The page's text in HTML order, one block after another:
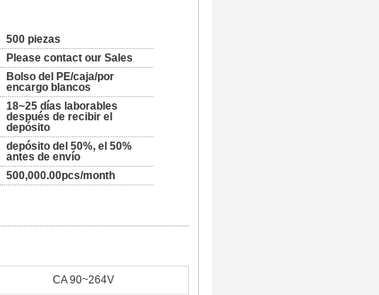
500 piezas
Please contact our Sales
Bolso del PE/caja/por
encargo blancos
18~25 días laborables
después de recibir el
depósito
depósito del 50%, el 50%
antes de envío
500,000.00pcs/month
CA 90~264V